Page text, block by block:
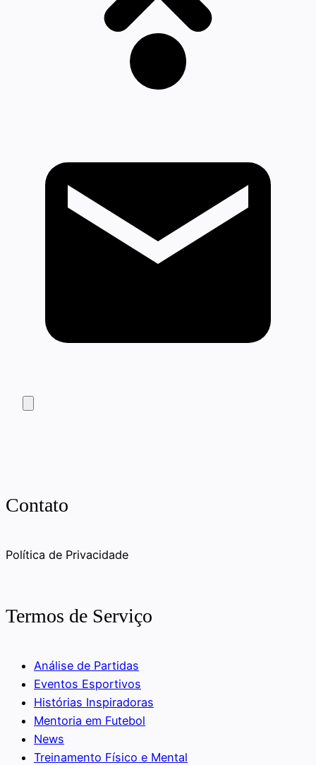
Contato
Política de Privacidade
Termos de Serviço
Análise de Partidas
Eventos Esportivos
Histórias Inspiradoras
Mentoria em Futebol
News
Treinamento Físico e Mental